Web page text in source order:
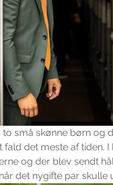
små skønne børn og
det meste af tiden.
og der blev sendt
det nygifte par skulle